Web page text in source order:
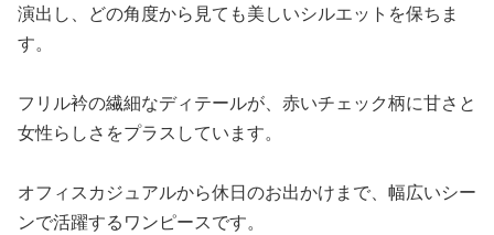
演出し、どの角度から見ても美しいシルエットを保ちま
す。
フリル衿の繊細なディテールが、赤いチェック柄に甘さと
女性らしさをプラスしています。
オフィスカジュアルから休日のお出かけまで、幅広いシー
ンで活躍するワンピースです。